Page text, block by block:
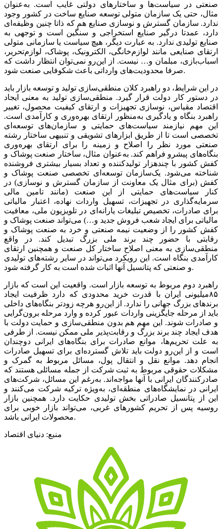
صنعتی در سیاست‌‌‌ها و ساختارهای دولتی غایب است. به‌عنوان
مثال، حتی یک سازمان متولی توسعه صنایع ساخت در کشور وجود
ندارد. سازمان گسترش و نوسازی صنایع هم که ذاتا چنین وظیفه‌‌‌ای
دارد، عمدتا درگیر صنایع استخراجی و سنگین است و توجهی به
صنایع تولیدی ندارد. به عبارت دیگر، هیچ سیاست یا سازمانی متولی
ارتقای صنایعی مانند لوازم‌خانگی، الکترونیک، پوشاک، لوازم‌تحریر،
اسباب‌‌‌بازی، مبلمان و… نیست. از این‌رو نمی‌‌‌توان انتظار داشت که
صرفا محدودیت‌های وارداتی باعث شکوفایی صنعت شود.
در این شرایط، دو راهبرد کلان منطقی‌‌‌سازی تولید و توسعه بازار باید
در دستور کار دولت قرار گیرد. منطقی‌‌‌سازی تولید به معنی ایجاد
اقتصاد مقیاس، نوسازی تجهیزات و ارتقای کیفیت محصول، تغییر
راهبرد بنگاه و یادگیری به‌منظور ارتقای بهره‌‌‌وری و کارآمدی است.
این مهم نیازمند سیاست‌‌‌های حمایتی و سازمان‌های توسعه‌‌‌ای
تخصصی است تا از طریق ابزارهای تشویقی و تنبیهی ساختار رشته
صنعتی مورد نظر را اصلاح و زمینه را برای ارتقای بهره‌‌‌وری
بنگاه‌‌‌های پیشرو فراهم کند. به‌عنوان مثال، ساختار صنعت پوشاک و
کفش کشور با چند‌هزار تولیدکننده و تعداد بسیار بیشتری فروشنده
شناخته می‌شود. یک‌سازمان توسعه‌‌‌ای تخصصی صنعت پوشاک و
کفش (برای مثال یک معاونت از سازمان گسترش و نوسازی) در
کنار سیاست‌‌‌های حمایتی از این صنعت (مانند تامین مالی
سرمایه‌گذاری در تجهیزات، تسهیل واردات نهاده، اعتبار مالیاتی
برای صادرات، تخصیص تبلیغات یارانه‌‌‌ای در تلویزیون ملی، معافیت
مالیاتی برای ایجاد شعب فروش جدید و…) می‌‌‌تواند صنعت پوشاک و
کفش کشور را از وضعیت نیمه صنعتی و خرد به صنعت پوشاک و
رقابتی با حضور چند برند ملی بزرگ تبدیل کند. در واقع
منطقی‌‌‌سازی به معنی اصلاح ساختار کل صنعت و همچنین ارتقای
کارآمدی بنگاه است. این رویکرد می‌‌‌تواند در سایر رشته‌‌‌های تولیدی
و صنعتی که پتانسیل آنها اثبات شده است به کار گرفته شود.
راهبرد دوم مربوط به توسعه بازار است. واقعیت این است که بازار
۸۵میلیونی ایران با قدرت خرید محدودی که دارد ظرفیت ایجاد
برندهای بزرگ جهانی را ندارد. از این‌رو هرچه زودتر بنگاه‌‌‌های داخلی
باید از مرحله جایگزینی واردات عبور کرده و وارد مرحله برون‌گرایی
و صادرات شوند. این مهم هم بدون منطقی‌‌‌سازی و حمایت دولت با
هدف ایجاد چند برند بزرگ و رقابت‌‌‌پذیر ملی ممکن نیست. از طرفی
به علت تحریم‌‌‌ها، موانع صادرات برای بنگاه‌‌‌های ایرانی دوچندان
است و از این‌رو دولت باید تلاش گسترده‌‌‌ای برای تسهیل صادرات
انجام دهد. موانع نقل و انتقال پول، مسائل مربوط به گمرک و
مشکلات حقوقی مربوط به ثبت شرکت از جمله مسائلی هستند که
صادرکنندگان ایرانی با آنها مواجه‌اند. به‌رغم این مسائل، شرکت‌های
ایرانی در نمایشگاه‌‌‌های منطقه‌‌‌ای، به‌ویژه ترکیه شرکت می‌کنند و
این از پتانسیل صادراتی بخش تولیدی حکایت دارد. همچنین بازار
روسیه پس از تحریم کشورهای غربی، می‌‌‌تواند بازار خوبی برای
محصولات ایرانی باشد.
منبع: دنیای اقتصاد